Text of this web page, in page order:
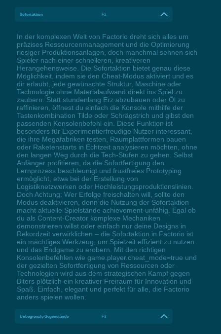
Sofortaktion F2
In der komplexen Welt von Factorio dreht sich alles um
präzises Ressourcenmanagement und die Optimierung
riesiger Produktionsanlagen, doch manchmal sehnen sich
Spieler nach einer schnelleren, kreativeren
Herangehensweise. Die Sofortaktion bietet genau diese
Möglichkeit, indem sie den Cheat-Modus aktiviert und es
dir erlaubt, jede gewünschte Struktur, Maschine oder
Technologie ohne Materialaufwand direkt ins Spiel zu
zaubern. Statt stundenlang Erz abzubauen oder Öl zu
raffinieren, öffnest du einfach die Konsole mithilfe der
Tastenkombination Tilde oder Schrägstrich und gibst den
passenden Konsolenbefehl ein. Diese Funktion ist
besonders für Experimentierfreudige Nutzer interessant,
die ihre Megafabriken testen, Raumplattformen bauen
oder Raketenstarts in Echtzeit analysieren möchten, ohne
den langen Weg durch die Tech-Stufen zu gehen. Selbst
Anfänger profitieren, da die Sofortfertigung den
Lernprozess beschleunigt und frustfreies Prototyping
ermöglicht, etwa bei der Erstellung von
Logistiknetzwerken oder Hochleistungsproduktionslinien.
Doch Achtung: Wer Erfolge freischalten will, sollte den
Modus deaktivieren, denn die Nutzung der Sofortaktion
macht aktuelle Spielstände achievement-unfähig. Egal ob
du als Content-Creator komplexe Mechaniken
demonstrieren willst oder einfach nur deine Designs in
Rekordzeit verwirklichen – die Sofortaktion in Factorio ist
ein mächtiges Werkzeug, um Spielzeit effizient zu nutzen
und das Endgame zu erobern. Mit den richtigen
Konsolenbefehlen wie game.player.cheat_mode=true und
der gezielten Sofortfertigung von Ressourcen oder
Technologien wird aus dem strategischen Kampf gegen
Biters plötzlich ein kreativer Freiraum für Innovation und
Spaß. Einfach, elegant und perfekt für alle, die Factorio
anders spielen wollen.
Unbegrenzte Gegenstände F3